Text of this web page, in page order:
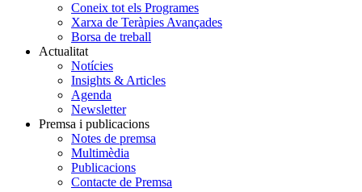
Coneix tot els Programes
Xarxa de Teràpies Avançades
Borsa de treball
Actualitat
Notícies
Insights & Articles
Agenda
Newsletter
Premsa i publicacions
Notes de premsa
Multimèdia
Publicacions
Contacte de Premsa